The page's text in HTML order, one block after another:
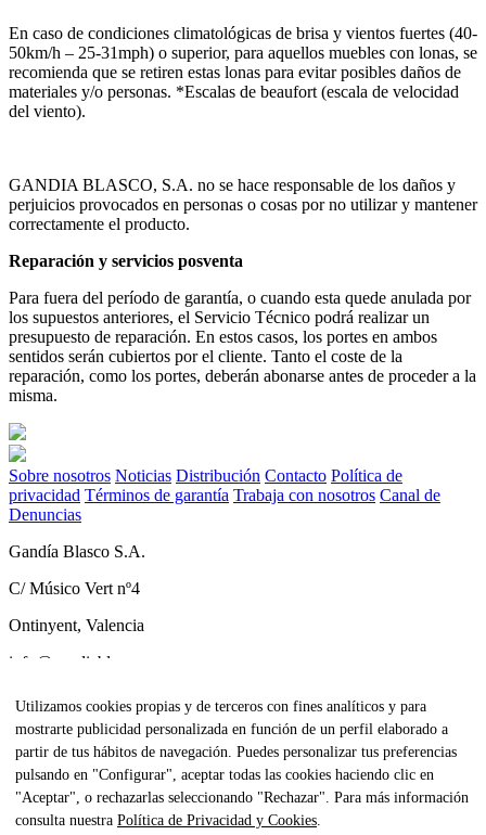
En caso de condiciones climatológicas de brisa y vientos fuertes (40-
50km/h – 25-31mph) o superior, para aquellos muebles con lonas, se
recomienda que se retiren estas lonas para evitar posibles daños de
materiales y/o personas. *Escalas de beaufort (escala de velocidad
del viento).
GANDIA BLASCO, S.A. no se hace responsable de los daños y
perjuicios provocados en personas o cosas por no utilizar y mantener
correctamente el producto.
Reparación y servicios posventa
Para fuera del período de garantía, o cuando esta quede anulada por
los supuestos anteriores, el Servicio Técnico podrá realizar un
presupuesto de reparación. En estos casos, los portes en ambos
sentidos serán cubiertos por el cliente. Tanto el coste de la
reparación, como los portes, deberán abonarse antes de proceder a la
misma.
Sobre nosotros Noticias Distribución Contacto Política de
privacidad Términos de garantía Trabaja con nosotros Canal de
Denuncias
Gandía Blasco S.A.
C/ Músico Vert nº4
Ontinyent, Valencia
info@gandiablasco.com
Tel +34 962 911 320
CIF: ESA46011888
Subscríbete a nuestra newsletter
Para estar al tanto de todas nuestras noticias y recibir contenido
exclusivo haz clickaquí.
Utilizamos cookies propias y de terceros con fines analíticos y para
mostrarte publicidad personalizada en función de un perfil elaborado a
partir de tus hábitos de navegación. Puedes personalizar tus preferencias
pulsando en "Configurar", aceptar todas las cookies haciendo clic en
"Aceptar", o rechazarlas seleccionando "Rechazar". Para más información
consulta nuestra Política de Privacidad y Cookies.